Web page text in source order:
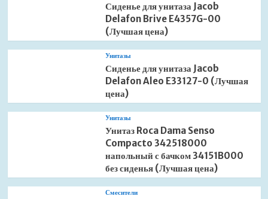
Сиденье для унитаза Jacob
Delafon Brive E4357G-00
(Лучшая цена)
Унитазы
Сиденье для унитаза Jacob
Delafon Aleo E33127-0 (Лучшая
цена)
Унитазы
Унитаз Roca Dama Senso
Compacto 342518000
напольный с бачком 34151B000
без сиденья (Лучшая цена)
Смесители